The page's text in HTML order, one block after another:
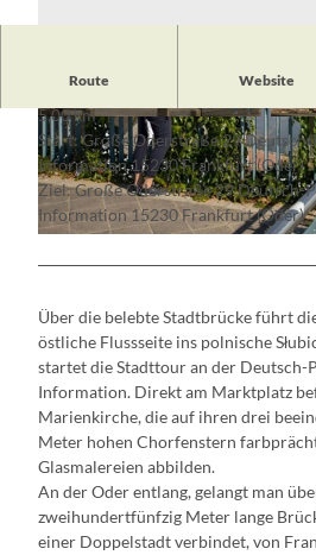
© Artur Kozlowski © Anna
Route Website
5,00 km
Start: Große Oderstraße 29
Information 15230 Frankfurt (Oder)
Ziel: Große Oderstraße 29 Deutsch-
Information 15230 Frankfurt (Oder)
Über die belebte Stadtbrücke führt
östliche Flussseite ins polnische
startet die Stadttour an der Deutsch-
Information. Direkt am Marktplatz
Marienkirche, die auf ihren drei
Meter hohen Chorfenstern
Glasmalereien abbilden.
An der Oder entlang, gelangt man
zweihundertfünfzig Meter lange
einer Doppelstadt verbindet, von